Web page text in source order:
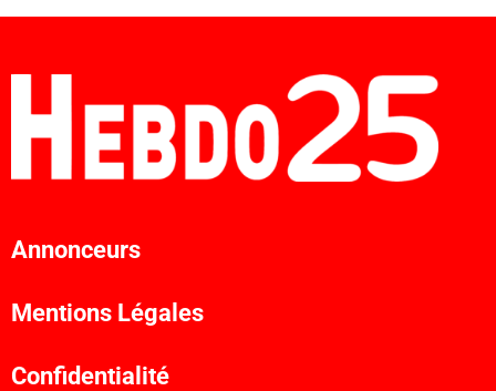
Annonceurs
Mentions Légales
Confidentialité